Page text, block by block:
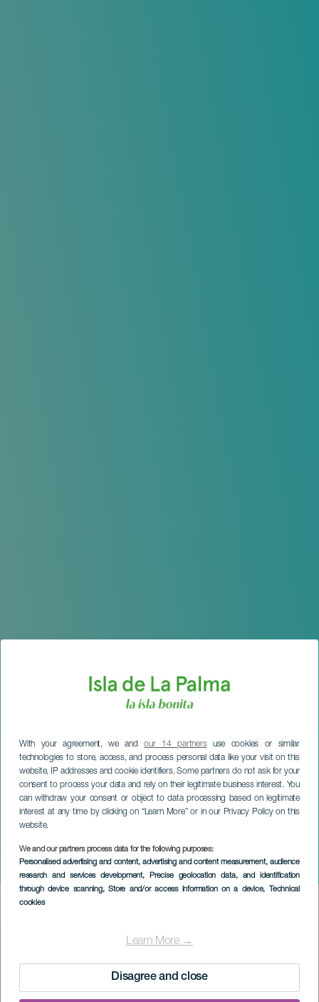
With your agreement, we andour 14 partnersuse cookies or similar
technologies to store, access, and process personal data like your visit on this
website, IP addresses and cookie identifiers. Some partners do not ask for your
consent to process your data and rely on their legitimate business interest. You
can withdraw your consent or object to data processing based on legitimate
interest at any time by clicking on “Learn More” or in our Privacy Policy on this
website.
We and our partners process data for the following purposes:
Personalised advertising and content, advertising and content measurement, audience
research and services development, Precise geolocation data, and identification
through device scanning, Store and/or access information on a device, Technical
cookies
Learn More →
Disagree and close
Sacred Concert zespołu La
Banda de San Miguel
LA PALMA
Imagen